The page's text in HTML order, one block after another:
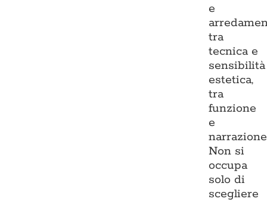
e
tra
tecnica e
sensibilità
estetica,
tra
funzione
e
Non si
occupa
solo di
scegliere